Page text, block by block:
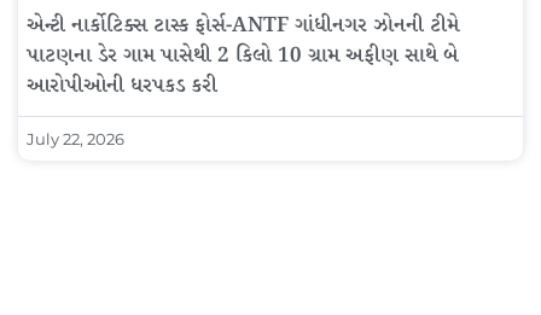
એન્ટી નાર્કોટિક્સ ટાસ્ક ફોર્સ-ANTF ગાંધીનગર ઝોનની ટીમે
પાટણના ડેર ગામ પાસેથી 2 કિલો 10 ગ્રામ અફીણ સાથે બે
આરોપીઓની ધરપકડ કરી
July 22, 2026